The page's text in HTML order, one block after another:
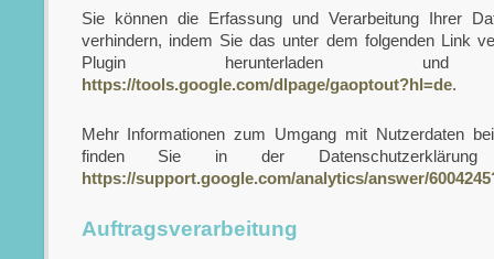
Sie können die Erfassung und Verarbeitung Ihrer
verhindern, indem Sie das unter dem folgenden Link
Plugin herunterladen und
https://tools.google.com/dlpage/gaoptout?hl=de.
Mehr Informationen zum Umgang mit Nutzerdaten
finden Sie in der
https://support.google.com/analytics/answer/
Auftragsverarbeitung